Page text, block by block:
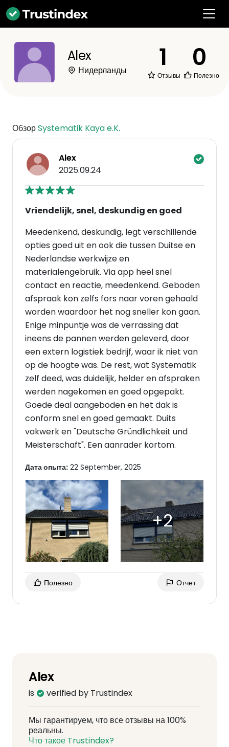
Alex
Нидерланды 1
Отзывы
0
Полезно
ОбзорSystematik Kaya e.K.
Alex
2025.09.24
Vriendelijk, snel, deskundig en goed
Meedenkend, deskundig, legt verschillende
opties goed uit en ook die tussen Duitse en
Nederlandse werkwijze en
materialengebruik. Via app heel snel
contact en reactie, meedenkend. Geboden
afspraak kon zelfs fors naar voren gehaald
worden waardoor het nog sneller kon gaan.
Enige minpuntje was de verrassing dat
ineens de pannen werden geleverd, door
een extern logistiek bedrijf, waar ik niet van
op de hoogte was. De rest, wat Systematik
zelf deed, was duidelijk, helder en afspraken
werden nagekomen en goed opgepakt.
Goede deal aangeboden en het dak is
conform snel en goed gemaakt. Duits
vakwerk en "Deutsche Gründlichkeit und
Meisterschaft". Een aanrader kortom.
Дата опыта: 22 September, 2025
Полезно Отчет
Alex
is verified by Trustindex
Мы гарантируем, что все отзывы на 100%
реальны.
Что такое Trustindex?